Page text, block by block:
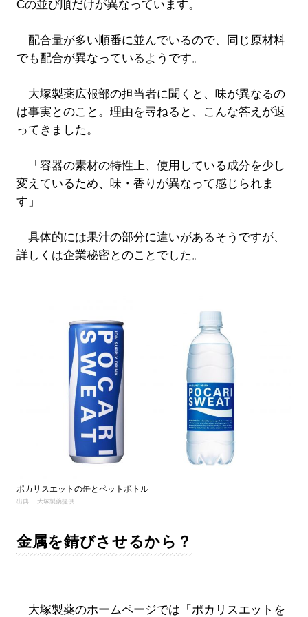
Cの並び順だけが異なっています。
配合量が多い順番に並んでいるので、同じ原材料
でも配合が異なっているようです。
大塚製薬広報部の担当者に聞くと、味が異なるの
は事実とのこと。理由を尋ねると、こんな答えが返
ってきました。
「容器の素材の特性上、使用している成分を少し
変えているため、味・香りが異なって感じられま
す」
具体的には果汁の部分に違いがあるそうですが、
詳しくは企業秘密とのことでした。
ポカリスエットの缶とペットボトル
出典： 大塚製薬提供
金属を錆びさせるから？
大塚製薬のホームページでは「ポカリスエットを